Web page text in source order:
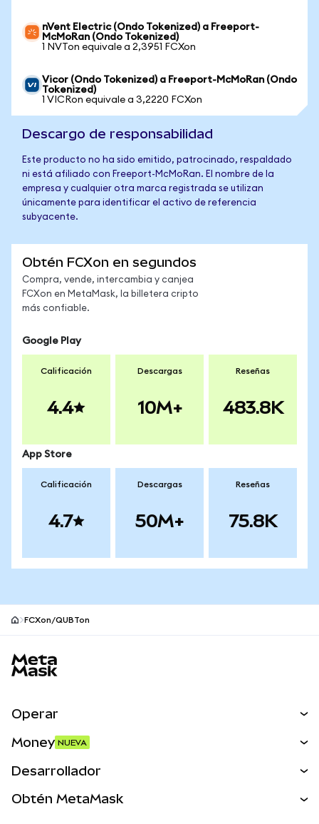
nVent Electric (Ondo Tokenized) a Freeport-
McMoRan (Ondo Tokenized)
1 NVTon equivale a 2,3951 FCXon
Vicor (Ondo Tokenized) a Freeport-McMoRan (Ondo
Tokenized)
1 VICRon equivale a 3,2220 FCXon
Descargo de responsabilidad
Este producto no ha sido emitido, patrocinado, respaldado
ni está afiliado con Freeport-McMoRan. El nombre de la
empresa y cualquier otra marca registrada se utilizan
únicamente para identificar el activo de referencia
subyacente.
Obtén FCXon en segundos
Compra, vende, intercambia y canjea
FCXon en MetaMask, la billetera cripto
más confiable.
Google Play
Calificación
4.4
Descargas
10M+
Reseñas
483.8K
App Store
Calificación
4.7
Descargas
50M+
Reseñas
75.8K
FCXon/QUBTon
Operar
Activos del mundo real
Money NUEVA
Desarrollador
Obtén MetaMask